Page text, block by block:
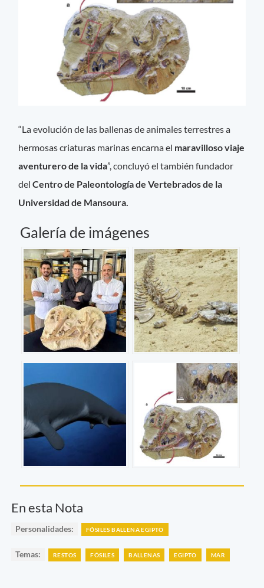
“La evolución de las ballenas de animales terrestres a
hermosas criaturas marinas encarna el maravilloso viaje
aventurero de la vida”, concluyó el también fundador
delCentro de Paleontología de Vertebrados de la
Universidad de Mansoura.
Galería de imágenes
En esta Nota
Personalidades: FÓSILES BALLENA EGIPTO
Temas: RESTOS FÓSILES BALLENAS EGIPTO MAR